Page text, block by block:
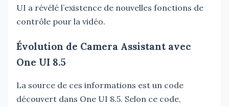
UI a révélé l’existence de nouvelles fonctions de
contrôle pour la vidéo.
Évolution de Camera Assistant avec
One UI 8.5
La source de ces informations est un code
découvert dans One UI 8.5. Selon ce code,